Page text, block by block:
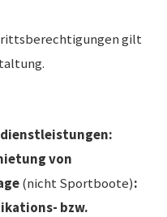
gilt
von
(nicht Sportboote):
bzw.